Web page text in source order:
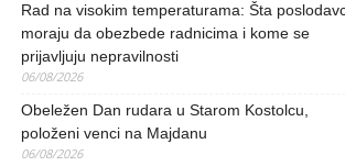
Rad na visokim temperaturama: Šta
moraju da obezbede radnicima i kome se
prijavljuju nepravilnosti
06/08/2026
Obeležen Dan rudara u Starom Kostolcu,
položeni venci na Majdanu
06/08/2026